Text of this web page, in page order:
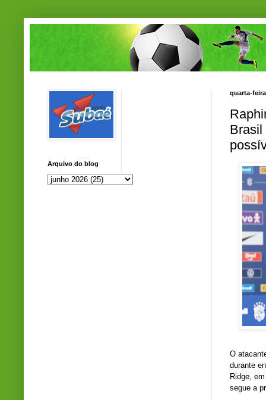
quarta-
Brasil
O
durante
Ridge,
segue a
Arquivo do blog